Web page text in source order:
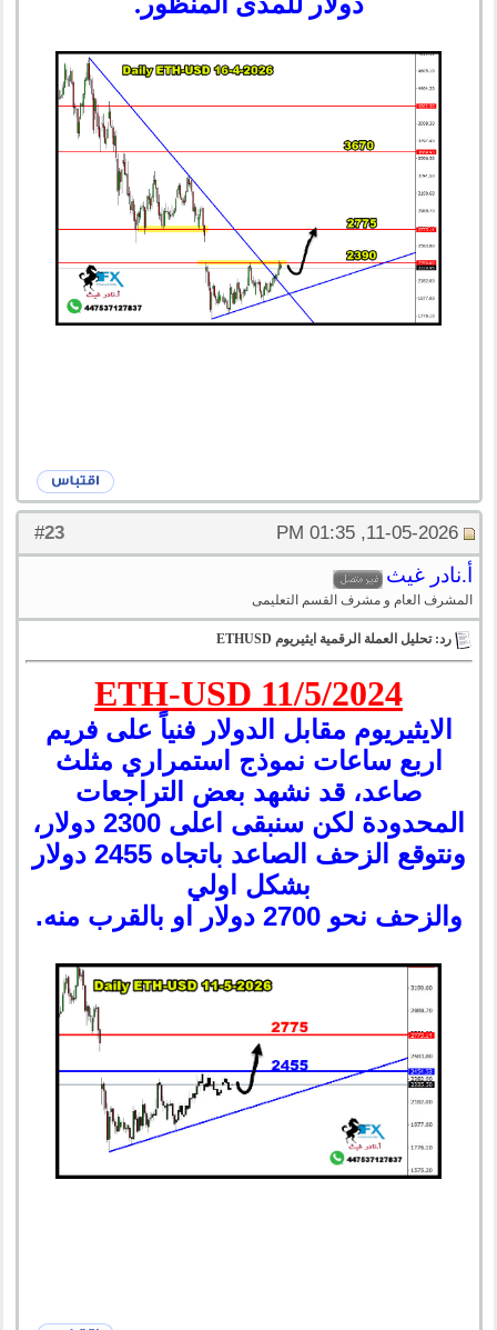
#
23 11-05-2026, 01:35 PM
أ.نادر غيث
المشرف العام و مشرف القسم التعليمى
رد: تحليل العملة الرقمية ايثيريوم ETHUSD
ETH-USD 11/5/2024
الايثيريوم مقابل الدولار فنياً على فريم
اربع ساعات نموذج استمراري مثلث
صاعد، قد نشهد بعض التراجعات
المحدودة لكن سنبقى اعلى 2300 دولار،
ونتوقع الزحف الصاعد باتجاه 2455 دولار
بشكل اولي
والزحف نحو 2700 دولار او بالقرب منه.